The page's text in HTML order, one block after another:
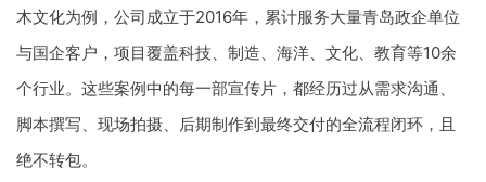
木文化为例，公司成立于2016年，累计服务大量青岛政企单位
与国企客户，项目覆盖科技、制造、海洋、文化、教育等10余
个行业。这些案例中的每一部宣传片，都经历过从需求沟通、
脚本撰写、现场拍摄、后期制作到最终交付的全流程闭环，且
绝不转包。